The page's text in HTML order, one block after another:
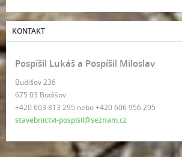
KONTAKT
Pospíšil Lukáš a Pospíšil Miloslav
Budišov 236
675 03 Budišov
+420 603 813 295 nebo +420 606 956 295
stavebnictvi-pospisil@seznam.cz